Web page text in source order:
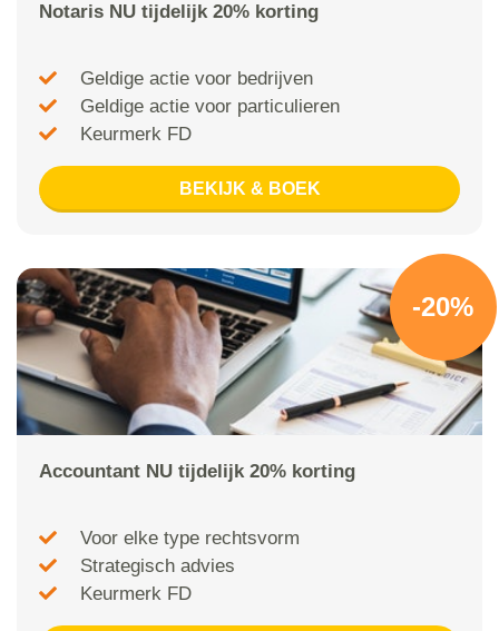
Notaris NU tijdelijk 20% korting
Geldige actie voor bedrijven
Geldige actie voor particulieren
Keurmerk FD
BEKIJK & BOEK
-20%
Accountant NU tijdelijk 20% korting
Voor elke type rechtsvorm
Strategisch advies
Keurmerk FD